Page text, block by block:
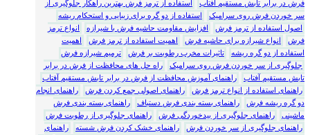
فرش در برابر تابش مستقیم آفتاب
استفاده از ترمز فرش بهترین راهکار جلوگیری از
سر خوردن فرش روی سرامیک
استفاده از دو گره برای زیبایی و استحکام ریشه
اصول استفاده از ترمز فرش
افزایش مقاومت حاشیه فرش با شیرازه
انواع ترمز
فرش
انواع شیرازه برای حاشیه فرش اهمیت استفاده از ترمز فرش
اهمیت
استفاده از دو گره ریشه
تاثیرات مخرب رطوبت بر فرش
ترمیم شیرازه فرش
جلوگیری از سر خوردن فرش روی سرامیک
راه حل های محافظت از فرش در برابر
تابش مستقیم آفتاب
راهنمای آموزش محافظت از فرش در برابر تابش مستقیم آفتاب
راهنمای استفاده از انواع ترمز فرش
راهنمای اصولی جمع کردن فرش
راهنمای انجام
دو گره ریشه فرش
راهنمای بسته بندی فرش دستباف
راهنمای بسته بندی فرش
ماشینی
راهنمای جلوگیری از بیدخوردگی فرش
راهنمای جلوگیری از رطوبت فرش
راهنمای جلوگیری از سر خوردن فرش
راهنمای خشک کردن فرش شسته
راهنمای